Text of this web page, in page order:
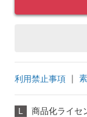
利用禁止事項 ｜
L 商品化ライセ